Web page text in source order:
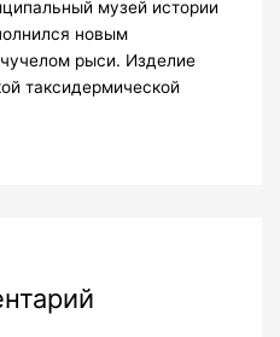
музей истории
новым
рыси. Изделие
таксидермической